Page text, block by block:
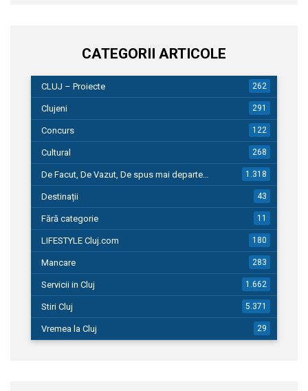
CATEGORII ARTICOLE
CLUJ – Proiecte 262
Clujeni 291
Concurs 122
Cultural 268
De Facut, De Vazut, De spus mai departe… 1.318
Destinații 43
Fără categorie 11
LIFESTYLE Cluj.com 180
Mancare 283
Servicii in Cluj 1.662
Stiri Cluj 5.371
Vremea la Cluj 29